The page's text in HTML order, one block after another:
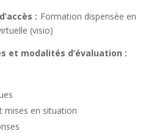
: Formation dispensée en
(visio)
et modalités d’évaluation :
mises en situation